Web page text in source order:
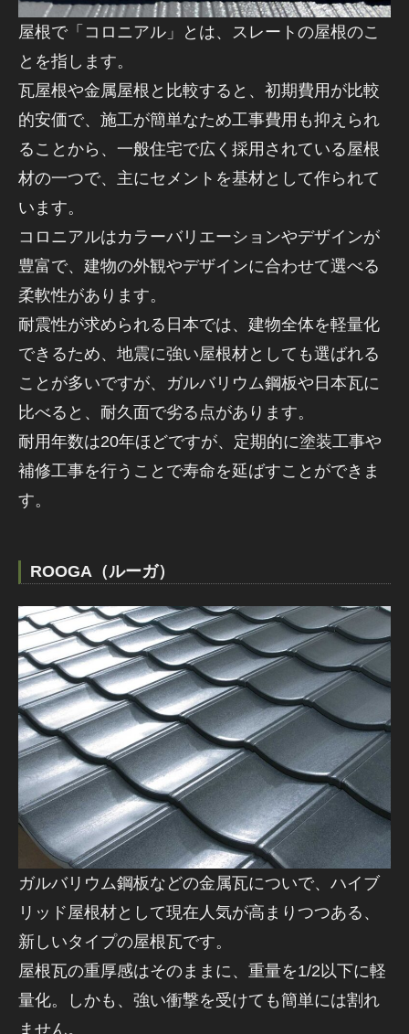
屋根で「コロニアル」とは、スレートの屋根のこ
とを指します。
瓦屋根や金属屋根と比較すると、初期費用が比較
的安価で、施工が簡単なため工事費用も抑えられ
ることから、一般住宅で広く採用されている屋根
材の一つで、主にセメントを基材として作られて
います。
コロニアルはカラーバリエーションやデザインが
豊富で、建物の外観やデザインに合わせて選べる
柔軟性があります。
耐震性が求められる日本では、建物全体を軽量化
できるため、地震に強い屋根材としても選ばれる
ことが多いですが、ガルバリウム鋼板や日本瓦に
比べると、耐久面で劣る点があります。
耐用年数は20年ほどですが、定期的に塗装工事や
補修工事を行うことで寿命を延ばすことができま
す。
ROOGA（ルーガ）
ガルバリウム鋼板などの金属瓦についで、ハイブ
リッド屋根材として現在人気が高まりつつある、
新しいタイプの屋根瓦です。
屋根瓦の重厚感はそのままに、重量を1/2以下に軽
量化。しかも、強い衝撃を受けても簡単には割れ
ません。